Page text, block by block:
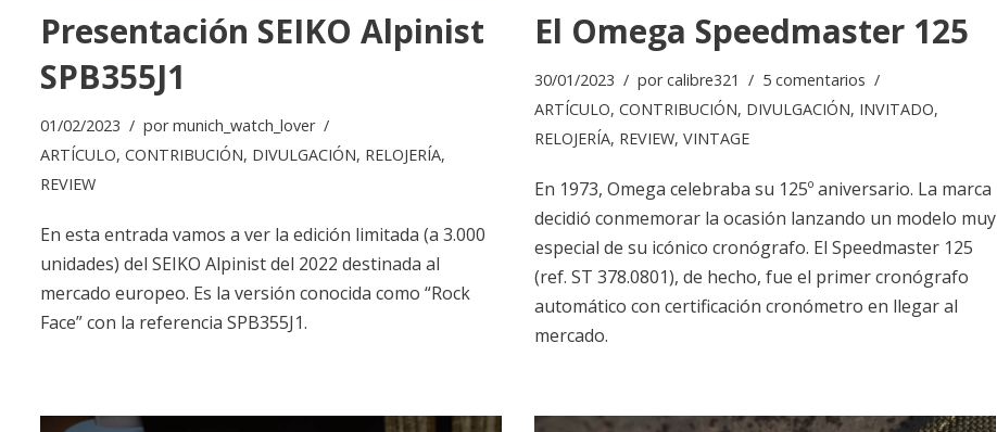
Presentación SEIKO Alpinist
SPB355J1
01/02/2023 pormunich_watch_lover
ARTÍCULO, CONTRIBUCIÓN, DIVULGACIÓN, RELOJERÍA,
REVIEW
En esta entrada vamos a ver la edición limitada (a 3.000
unidades) del SEIKO Alpinist del 2022 destinada al
mercado europeo. Es la versión conocida como “Rock
Face” con la referencia SPB355J1.
El Omega Speedmaster 125
30/01/2023 porcalibre321
5 comentarios
ARTÍCULO, CONTRIBUCIÓN, DIVULGACIÓN, INVITADO,
RELOJERÍA, REVIEW, VINTAGE
En 1973, Omega celebraba su 125º aniversario. La marca
decidió conmemorar la ocasión lanzando un modelo muy
especial de su icónico cronógrafo. El Speedmaster 125
(ref. ST 378.0801), de hecho, fue el primer cronógrafo
automático con certificación cronómetro en llegar al
mercado.